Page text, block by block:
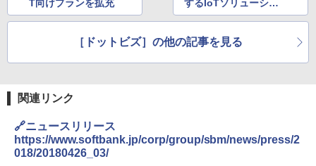
T向けプランを拡充
するIoTソリューショ
ン【更新】
［ドットビズ］の他の記事を見る
関連リンク
🔗ニュースリリース
https://www.softbank.jp/corp/group/sbm/news/press/2
018/20180426_03/